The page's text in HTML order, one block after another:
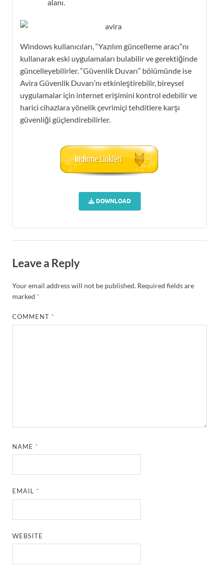
alanı.
Windows kullanıcıları, “Yazılım güncelleme aracı”nı
kullanarak eski uygulamaları bulabilir ve gerektiğinde
güncelleyebilirler. “Güvenlik Duvarı” bölümünde ise
Avira Güvenlik Duvarı’nı etkinleştirebilir, bireysel
uygulamalar için internet erişimini kontrol edebilir ve
harici cihazlara yönelik çevrimiçi tehditlere karşı
güvenliği güçlendirebilirler.
DOWNLOAD
Leave a Reply
Your email address will not be published. Required fields are
marked *
COMMENT*
NAME*
EMAIL*
WEBSITE